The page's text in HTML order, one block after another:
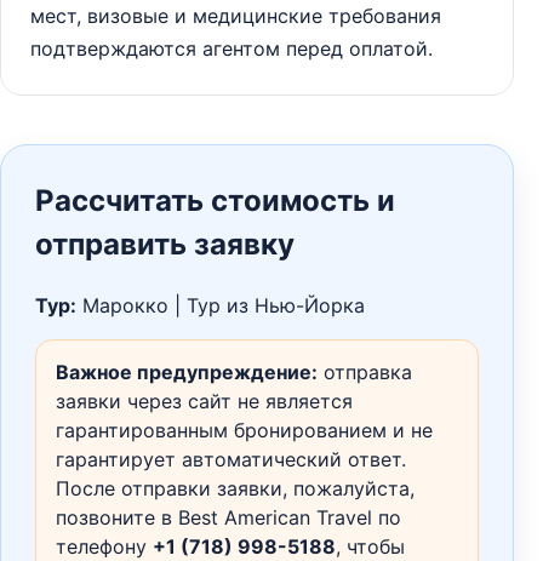
мест, визовые и медицинские требования
подтверждаются агентом перед оплатой.
Рассчитать стоимость и
отправить заявку
Тур: Марокко | Тур из Нью-Йорка
Важное предупреждение: отправка
заявки через сайт не является
гарантированным бронированием и не
гарантирует автоматический ответ.
После отправки заявки, пожалуйста,
позвоните в Best American Travel по
телефону +1 (718) 998-5188, чтобы